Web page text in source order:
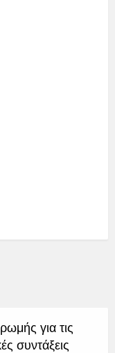
για τις
συντάξεις